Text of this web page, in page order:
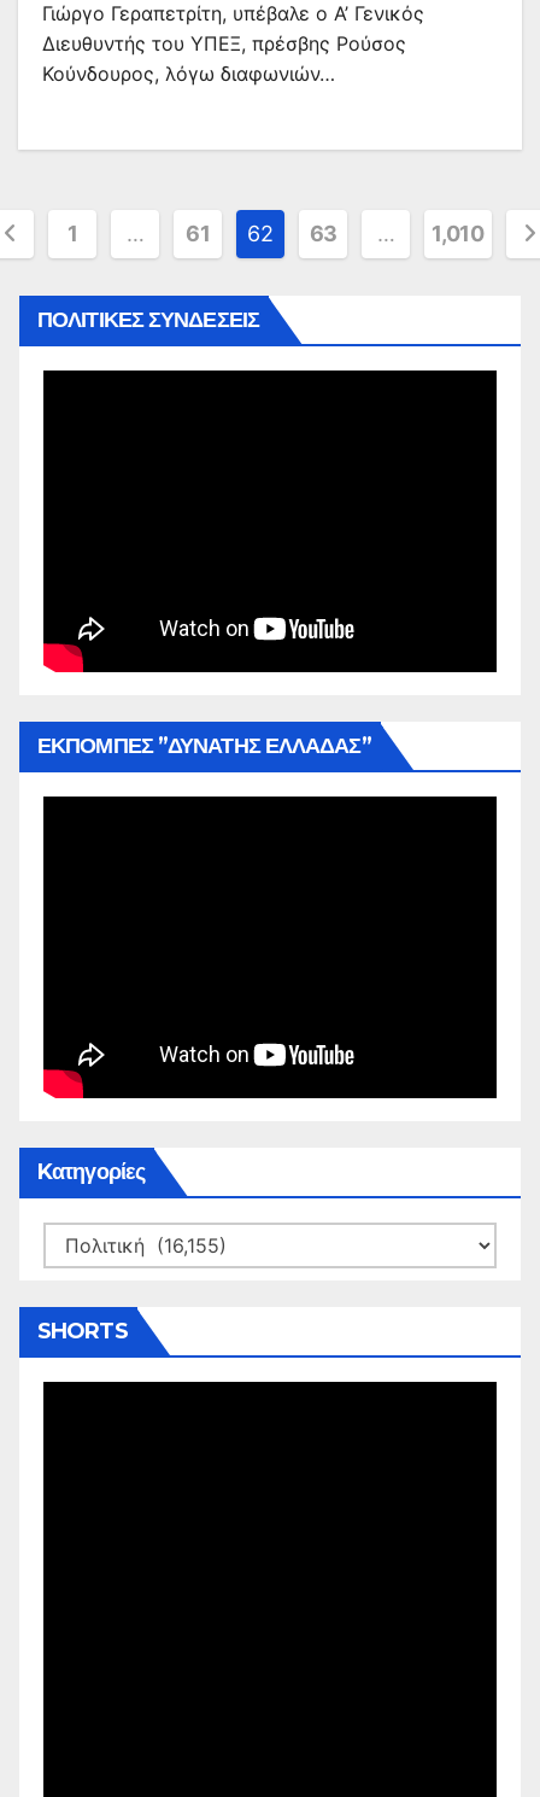
Γιώργο Γεραπετρίτη, υπέβαλε ο Α’ Γενικός
Διευθυντής του ΥΠΕΞ, πρέσβης Ρούσος
Κούνδουρος, λόγω διαφωνιών…
1 … 61 62 63 … 1,010
ΠΟΛΙΤΙΚΕΣ ΣΥΝΔΕΣΕΙΣ
ΕΚΠΟΜΠΕΣ ”ΔΥΝΑΤΗΣ ΕΛΛΑΔΑΣ”
Kατηγορίες
Kατηγορίες
SHORTS